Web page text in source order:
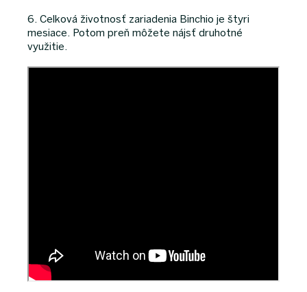
6. Celková životnosť zariadenia Binchio je štyri
mesiace. Potom preň môžete nájsť druhotné
využitie.